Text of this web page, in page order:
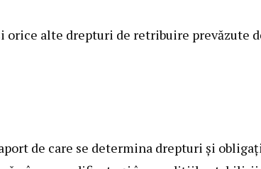
alte drepturi de retribuire prevăzute
de care se determina drepturi şi